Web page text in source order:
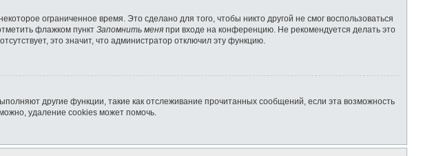
ограниченное время. Это сделано для того, чтобы никто другой не смог воспользоваться
флажком пункт Запомнить меня при входе на конференцию. Не рекомендуется делать это
отсутствует, это значит, что администратор отключил эту функцию.
другие функции, такие как отслеживание прочитанных сообщений, если эта возможность
удаление cookies может помочь.